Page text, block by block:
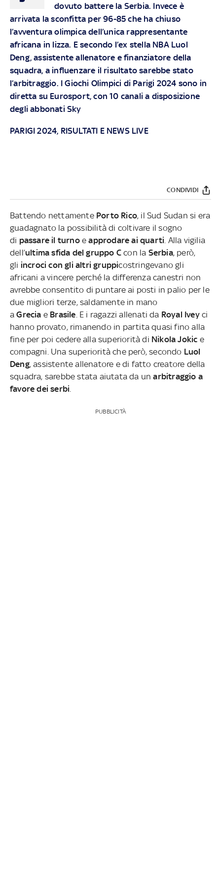
dovuto battere la Serbia. Invece è
arrivata la sconfitta per 96-85 che ha chiuso
l’avventura olimpica dell’unica rappresentante
africana in lizza. E secondo l’ex stella NBA Luol
Deng, assistente allenatore e finanziatore della
squadra, a influenzare il risultato sarebbe stato
l’arbitraggio. I Giochi Olimpici di Parigi 2024 sono in
diretta su Eurosport, con 10 canali a disposizione
degli abbonati Sky
PARIGI 2024, RISULTATI E NEWS LIVE
CONDIVIDI
Battendo nettamente Porto Rico, il Sud Sudan si era
guadagnato la possibilità di coltivare il sogno
di passare il turnoeapprodare ai quarti . Alla vigilia
dell’ultima sfida del gruppo C con la Serbia, però,
gli incroci con gli altri gruppicostringevano gli
africani a vincere perché la differenza canestri non
avrebbe consentito di puntare ai posti in palio per le
due migliori terze, saldamente in mano
aGrecia e Brasile . E i ragazzi allenati da Royal Iveyci
hanno provato, rimanendo in partita quasi fino alla
fine per poi cedere alla superiorità di Nikola Jokic e
compagni. Una superiorità che però, secondo Luol
Deng, assistente allenatore e di fatto creatore della
squadra, sarebbe stata aiutata da unarbitraggio a
favore dei serbi
PUBBLICITÀ